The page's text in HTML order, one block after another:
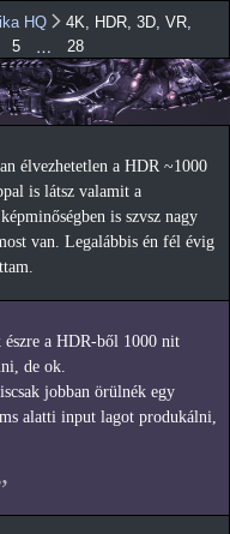
HQ
4K, HDR, 3D, VR,
5 … 28
élvezhetetlen a HDR ~1000
is látsz valamit a
is szvsz nagy
van. Legalábbis én fél évig
a HDR-ből 1000 nit
de ok.
jobban örülnék egy
alatti input lagot produkálni,